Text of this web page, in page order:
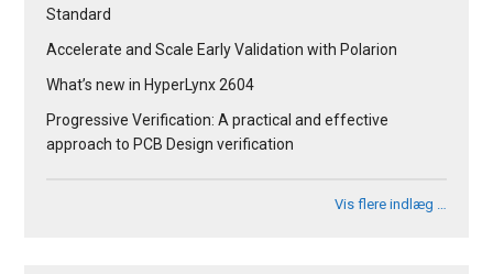
Standard
Accelerate and Scale Early Validation with Polarion
What’s new in HyperLynx 2604
Progressive Verification: A practical and effective
approach to PCB Design verification
Vis flere indlæg …